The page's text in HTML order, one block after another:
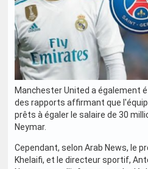
Manchester United a également
des rapports affirmant que
prêts à égaler le salaire de 30
Neymar.
Cependant, selon Arab News, le
Khelaifi, et le directeur sportif,